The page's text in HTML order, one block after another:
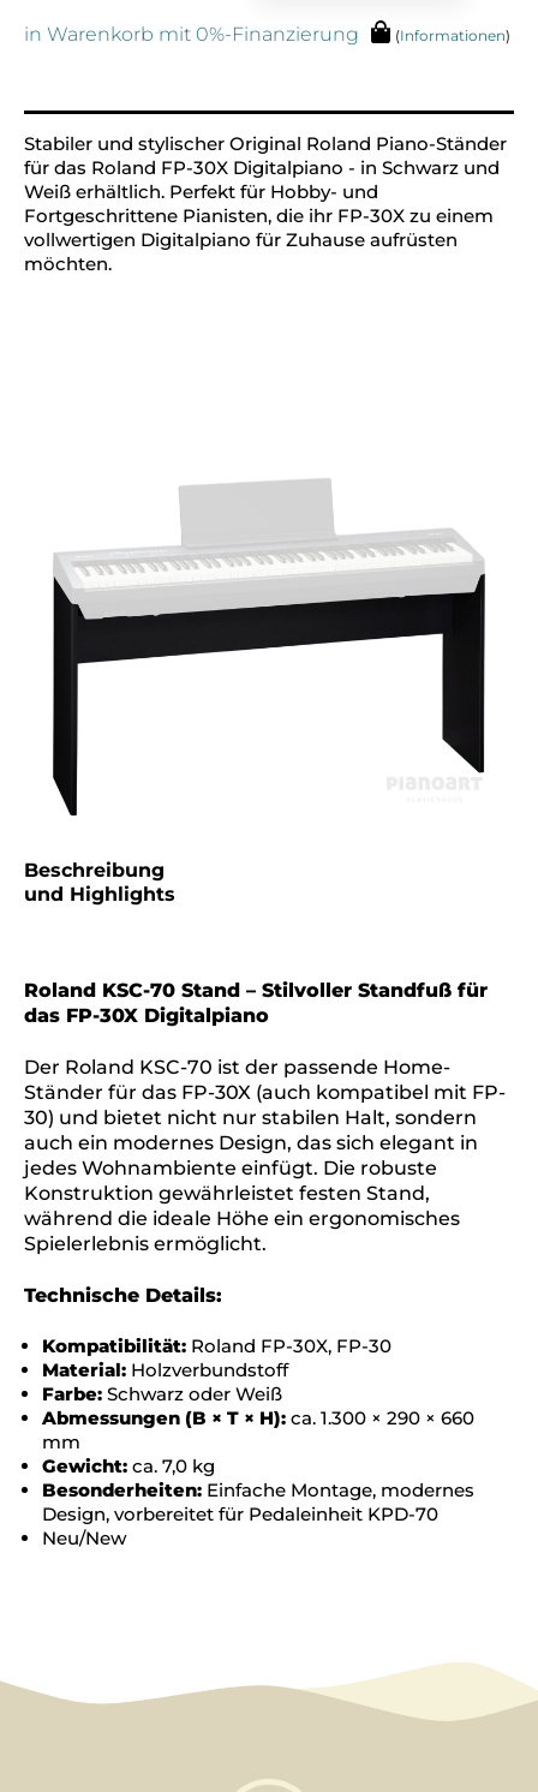
in Warenkorb mit 0%-Finanzierung (Informationen)
Stabiler und stylischer Original Roland Piano-Ständer
für das Roland FP-30X Digitalpiano - in Schwarz und
Weiß erhältlich. Perfekt für Hobby- und
Fortgeschrittene Pianisten, die ihr FP-30X zu einem
vollwertigen Digitalpiano für Zuhause aufrüsten
möchten.
Beschreibung
und Highlights
Roland KSC-70 Stand – Stilvoller Standfuß für
das FP-30X Digitalpiano
Der Roland KSC-70 ist der passende Home-
Ständer für das FP-30X (auch kompatibel mit FP-
30) und bietet nicht nur stabilen Halt, sondern
auch ein modernes Design, das sich elegant in
jedes Wohnambiente einfügt. Die robuste
Konstruktion gewährleistet festen Stand,
während die ideale Höhe ein ergonomisches
Spielerlebnis ermöglicht.
Technische Details:
Kompatibilität: Roland FP-30X, FP-30
Material: Holzverbundstoff
Farbe: Schwarz oder Weiß
Abmessungen (B × T × H): ca. 1.300 × 290 × 660
mm
Gewicht: ca. 7,0 kg
Besonderheiten: Einfache Montage, modernes
Design, vorbereitet für Pedaleinheit KPD-70
Neu/New